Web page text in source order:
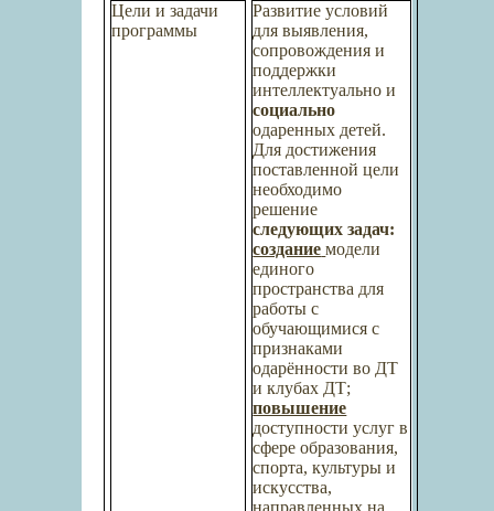
Цели и задачи
программы
Развитие условий
для выявления,
сопровождения и
поддержки
интеллектуально и
социально
одаренных детей.
Для достижения
поставленной цели
необходимо
решение
следующих задач:
создание модели
единого
пространства для
работы с
обучающимися с
признаками
одарённости во ДТ
и клубах ДТ;
повышение
доступности услуг в
сфере образования,
спорта, культуры и
искусства,